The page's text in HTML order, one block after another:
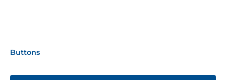
Buttons